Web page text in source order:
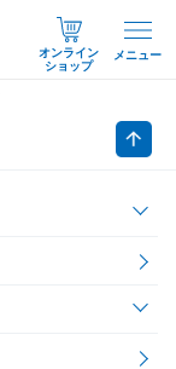
オンライン
ショップ
メニュー